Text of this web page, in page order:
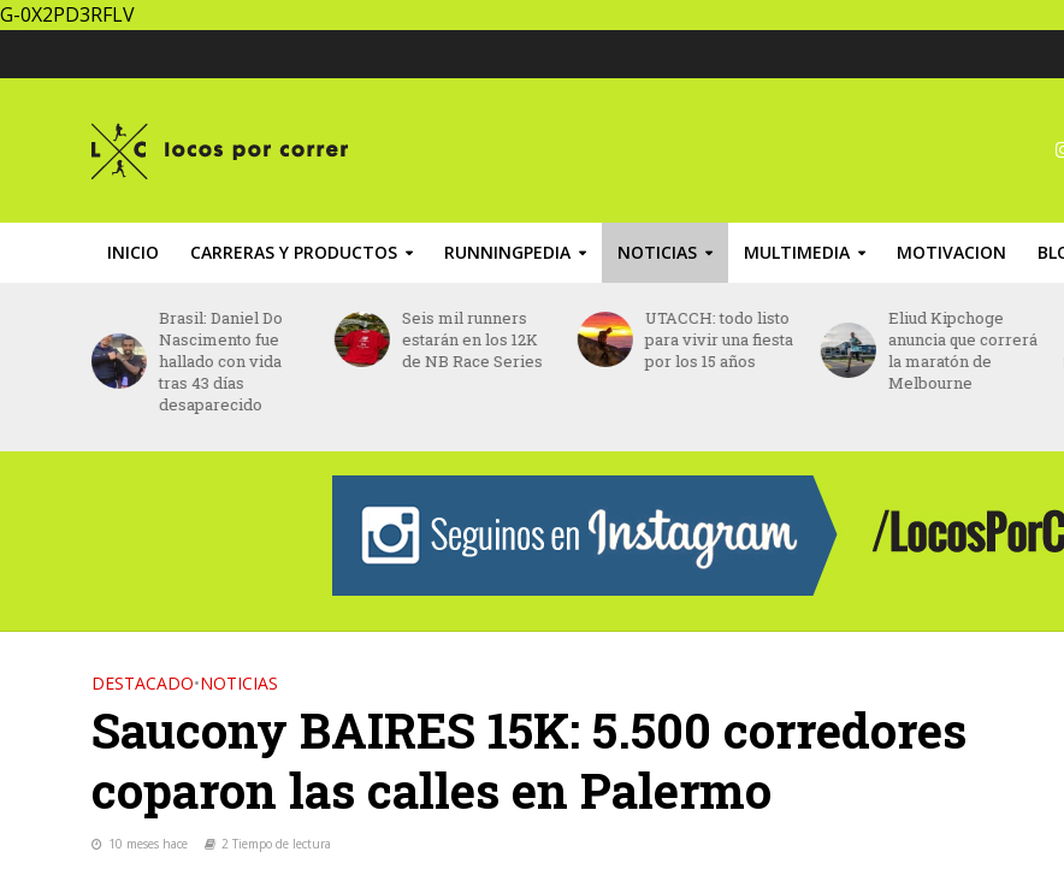
G-0X2PD3RFLV
INICIO CARRERAS Y PRODUCTOS RUNNINGPEDIA NOTICIAS MULTIMEDIA MOTIVACION
Seis mil runners
estarán en los 12K
de NB Race Series
UTACCH: todo listo
para vivir una fiesta
por los 15 años
Eliud Kipchoge
anuncia que correrá
la maratón de
Maratón Posadas
2026: abrieron las
inscripciones para
los 42K, 21K, 10K y
DESTACADO•NOTICIAS
Saucony BAIRES 15K: 5.500 corredores
coparon las calles en Palermo
10 meses hace 2 Tiempo de lectura